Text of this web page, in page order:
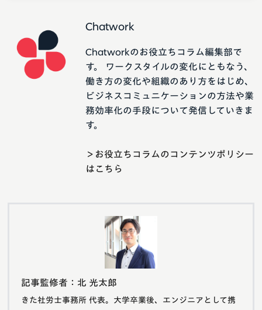
Chatwork
Chatworkのお役立ちコラム編集部で
す。 ワークスタイルの変化にともなう、
働き方の変化や組織のあり方をはじめ、
ビジネスコミュニケーションの方法や業
務効率化の手段について発信していきま
す。
＞お役立ちコラムのコンテンツポリシー
はこちら
記事監修者：北 光太郎
きた社労士事務所 代表。大学卒業後、エンジニアとして携